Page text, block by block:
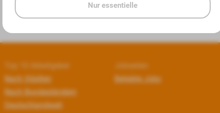
Top 10 Arbeitgeber
Nach Städten
Nach Bundesländern
Deutschlandweit
Jobseiten
Beliebte Jobs
Nur essentielle